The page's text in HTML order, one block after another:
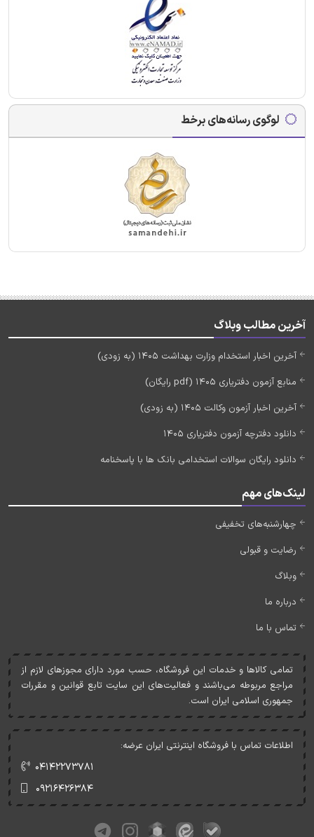
لوگوی رسانه‌های برخط
آخرین مطالب وبلاگ
آخرین اخبار استخدام وزارت بهداشت 1405 (به زودی)
منابع آزمون دفتریاری 1405 (pdf رایگان)
آخرین اخبار آزمون وکالت 1405 (به زودی)
دانلود دفترچه آزمون دفتریاری 1405
دانلود رایگان سوالات استخدامی بانک ها با پاسخنامه
لینک‌های مهم
چهارشنبه‌های تخفیفی
رضایت و قبولی
وبلاگ
درباره ما
تماس با ما
تمامی کالاها و خدمات اين فروشگاه، حسب مورد دارای مجوزهای لازم از
مراجع مربوطه می‌باشند و فعاليت‌های اين سايت تابع قوانين و مقررات
جمهوری اسلامی ايران است.
اطلاعات تماس با فروشگاه اینترنتی ایران عرضه:
۰۴۱۴۲۲۷۳۷۸۱
۰۹۲۱۶۴۲۶۳۸۴